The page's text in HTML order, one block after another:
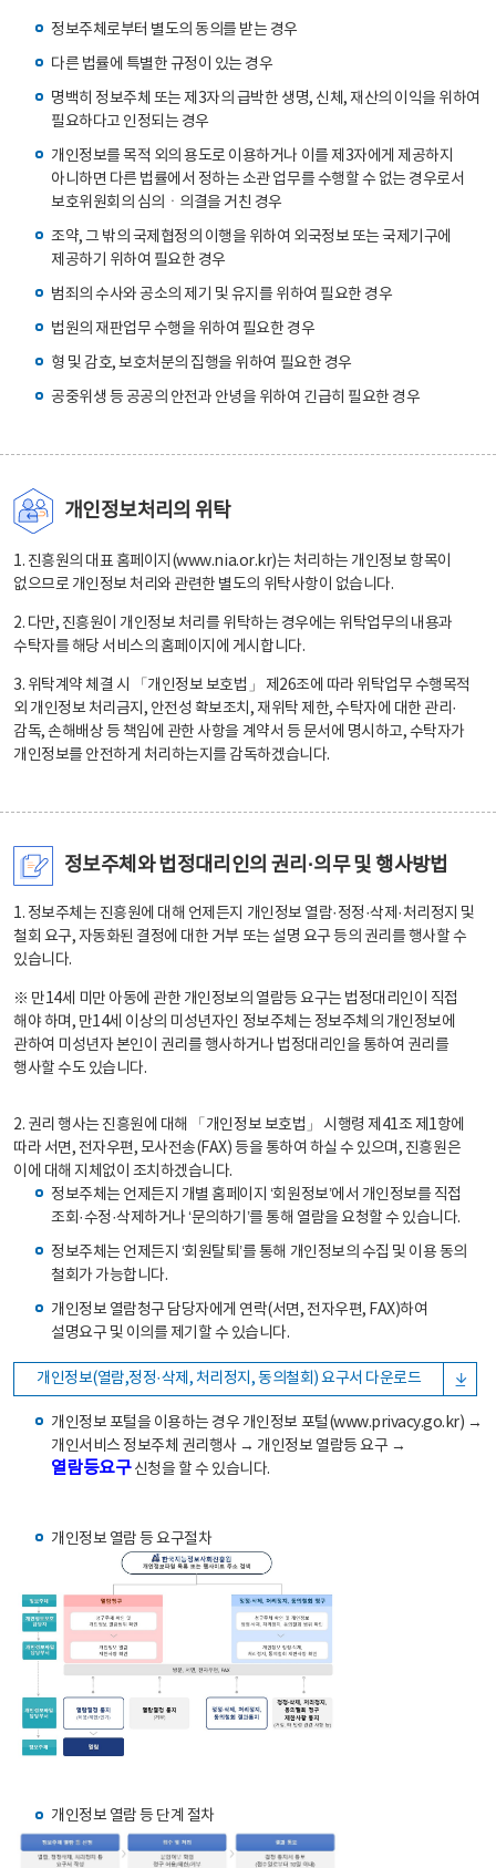
정보주체로부터 별도의 동의를 받는 경우
다른 법률에 특별한 규정이 있는 경우
명백히 정보주체 또는 제3자의 급박한 생명, 신체, 재산의 이익을 위하여
필요하다고 인정되는 경우
개인정보를 목적 외의 용도로 이용하거나 이를 제3자에게 제공하지
아니하면 다른 법률에서 정하는 소관 업무를 수행할 수 없는 경우로서
보호위원회의 심의ㆍ의결을 거친 경우
조약, 그 밖의 국제협정의 이행을 위하여 외국정보 또는 국제기구에
제공하기 위하여 필요한 경우
범죄의 수사와 공소의 제기 및 유지를 위하여 필요한 경우
법원의 재판업무 수행을 위하여 필요한 경우
형 및 감호, 보호처분의 집행을 위하여 필요한 경우
공중위생 등 공공의 안전과 안녕을 위하여 긴급히 필요한 경우
개인정보처리의 위탁
1. 진흥원의 대표 홈페이지(www.nia.or.kr)는 처리하는 개인정보 항목이
없으므로 개인정보 처리와 관련한 별도의 위탁사항이 없습니다.
2. 다만, 진흥원이 개인정보 처리를 위탁하는 경우에는 위탁업무의 내용과
수탁자를 해당 서비스의 홈페이지에 게시합니다.
3. 위탁계약 체결 시 「개인정보 보호법」 제26조에 따라 위탁업무 수행목적
외 개인정보 처리금지, 안전성 확보조치, 재위탁 제한, 수탁자에 대한 관리·
감독, 손해배상 등 책임에 관한 사항을 계약서 등 문서에 명시하고, 수탁자가
개인정보를 안전하게 처리하는지를 감독하겠습니다.
정보주체와 법정대리인의 권리·의무 및 행사방법
1. 정보주체는 진흥원에 대해 언제든지 개인정보 열람·정정·삭제·처리정지 및
철회 요구, 자동화된 결정에 대한 거부 또는 설명 요구 등의 권리를 행사할 수
있습니다.
※ 만14세 미만 아동에 관한 개인정보의 열람등 요구는 법정대리인이 직접
해야 하며, 만14세 이상의 미성년자인 정보주체는 정보주체의 개인정보에
관하여 미성년자 본인이 권리를 행사하거나 법정대리인을 통하여 권리를
행사할 수도 있습니다.
2. 권리 행사는 진흥원에 대해 「개인정보 보호법」 시행령 제41조 제1항에
따라 서면, 전자우편, 모사전송(FAX) 등을 통하여 하실 수 있으며, 진흥원은
이에 대해 지체없이 조치하겠습니다.
정보주체는 언제든지 개별 홈페이지 ‘회원정보’에서 개인정보를 직접
조회·수정·삭제하거나 ‘문의하기’를 통해 열람을 요청할 수 있습니다.
정보주체는 언제든지 ‘회원탈퇴’를 통해 개인정보의 수집 및 이용 동의
철회가 가능합니다.
개인정보 열람청구 담당자에게 연락(서면, 전자우편, FAX)하여
설명요구 및 이의를 제기할 수 있습니다.
개인정보(열람,정정·삭제, 처리정지, 동의철회) 요구서 다운로드
개인정보 포털을 이용하는 경우 개인정보 포털(www.privacy.go.kr) →
개인서비스 정보주체 권리행사 → 개인정보 열람등 요구 →
열람등요구신청을 할 수 있습니다.
개인정보 열람 등 요구절차
개인정보 열람 등 단계 절차